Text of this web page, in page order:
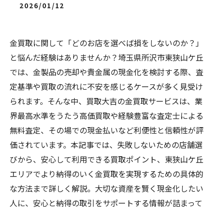
2026/01/12
金買取に関して「どのお店を選べば損をしないのか？」
と悩んだ経験はありませんか？埼玉県所沢市東狭山ケ丘
では、金製品の売却や貴金属の現金化を検討する際、査
定基準や買取の流れに不安を感じるケースが多く見受け
られます。そんな中、買取大吉の金買取サービスは、業
界最高水準をうたう高価買取や経験豊富な査定士による
無料査定、その場での現金払いなど利便性と信頼性が評
価されています。本記事では、失敗しないための店舗選
びから、安心して利用できる買取ポイント、東狭山ケ丘
エリアでより納得のいく金買取を実現するための具体的
な方法まで詳しく解説。大切な資産を賢く現金化したい
人に、安心と納得の取引をサポートする情報が詰まって